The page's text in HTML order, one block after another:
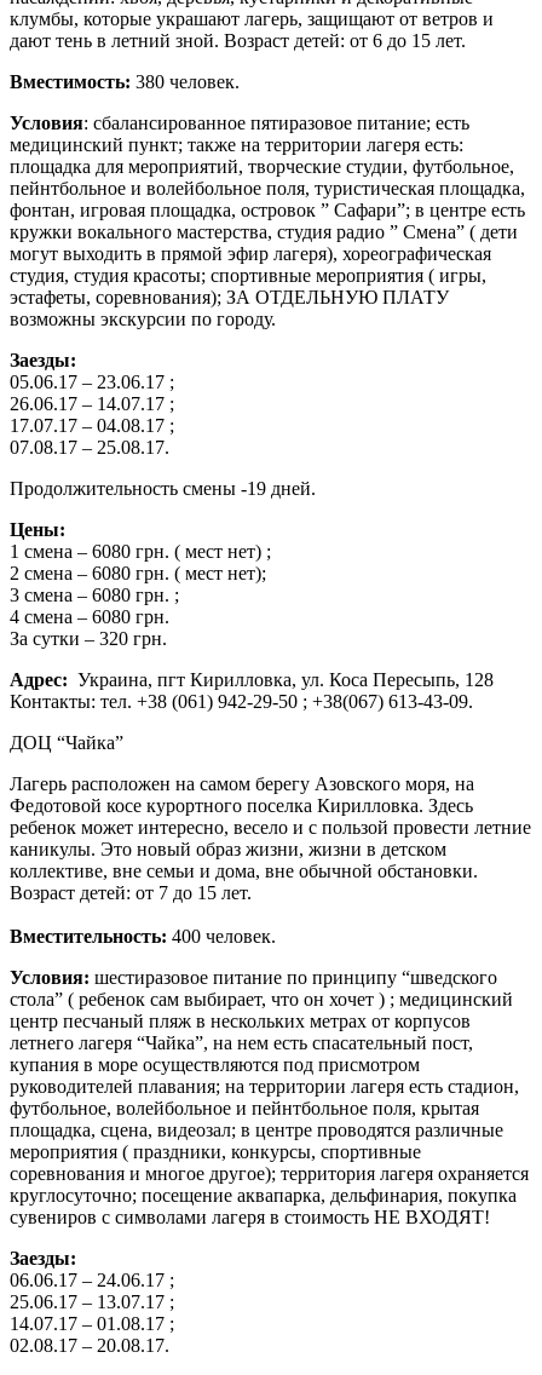
клумбы, которые украшают лагерь, защищают от ветров и
дают тень в летний зной. Возраст детей: от 6 до 15 лет.
Вместимость: 380 человек.
Условия: сбалансированное пятиразовое питание; есть
медицинский пункт; также на территории лагеря есть:
площадка для мероприятий, творческие студии, футбольное,
пейнтбольное и волейбольное поля, туристическая площадка,
фонтан, игровая площадка, островок ” Сафари”; в центре есть
кружки вокального мастерства, студия радио ” Смена” ( дети
могут выходить в прямой эфир лагеря), хореографическая
студия, студия красоты; спортивные мероприятия ( игры,
эстафеты, соревнования); ЗА ОТДЕЛЬНУЮ ПЛАТУ
возможны экскурсии по городу.
Заезды:
05.06.17 – 23.06.17 ;
26.06.17 – 14.07.17 ;
17.07.17 – 04.08.17 ;
07.08.17 – 25.08.17.
Продолжительность смены -19 дней.
Цены:
1 смена – 6080 грн. ( мест нет) ;
2 смена – 6080 грн. ( мест нет);
3 смена – 6080 грн. ;
4 смена – 6080 грн.
За сутки – 320 грн.
Адрес: Украина, пгт Кирилловка, ул. Коса Пересыпь, 128
Контакты: тел. +38 (061) 942-29-50 ; +38(067) 613-43-09.
ДОЦ “Чайка”
Лагерь расположен на самом берегу Азовского моря, на
Федотовой косе курортного поселка Кирилловка. Здесь
ребенок может интересно, весело и с пользой провести летние
каникулы. Это новый образ жизни, жизни в детском
коллективе, вне семьи и дома, вне обычной обстановки.
Возраст детей: от 7 до 15 лет.
Вместительность: 400 человек.
Условия: шестиразовое питание по принципу “шведского
стола” ( ребенок сам выбирает, что он хочет ) ; медицинский
центр песчаный пляж в нескольких метрах от корпусов
летнего лагеря “Чайка”, на нем есть спасательный пост,
купания в море осуществляются под присмотром
руководителей плавания; на территории лагеря есть стадион,
футбольное, волейбольное и пейнтбольное поля, крытая
площадка, сцена, видеозал; в центре проводятся различные
мероприятия ( праздники, конкурсы, спортивные
соревнования и многое другое); территория лагеря охраняется
круглосуточно; посещение аквапарка, дельфинария, покупка
сувениров с символами лагеря в стоимость НЕ ВХОДЯТ!
Заезды:
06.06.17 – 24.06.17 ;
25.06.17 – 13.07.17 ;
14.07.17 – 01.08.17 ;
02.08.17 – 20.08.17.